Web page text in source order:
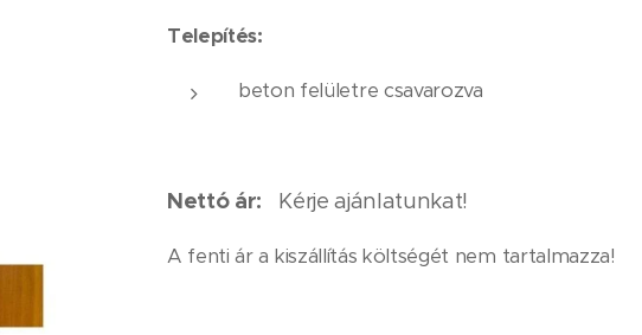
Telepítés:
beton felületre csavarozva
Nettó ár: Kérje ajánlatunkat!
A fenti ár a kiszállítás költségét nem tartalmazza!